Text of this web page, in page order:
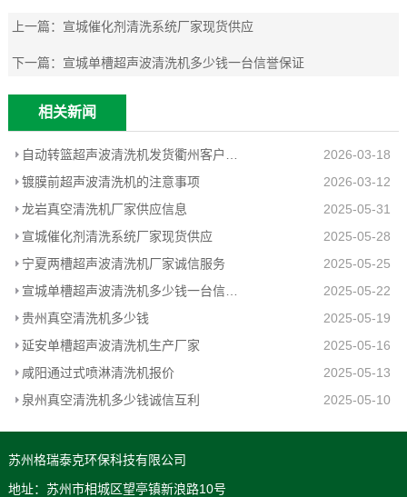
上一篇： 宣城催化剂清洗系统厂家现货供应
下一篇： 宣城单槽超声波清洗机多少钱一台信誉保证
相关新闻
2026-03-18
镀膜前超声波清洗机的注意事项
2026-03-12
龙岩真空清洗机厂家供应信息
2025-05-31
宣城催化剂清洗系统厂家现货供应
2025-05-28
宁夏两槽超声波清洗机厂家诚信服务
2025-05-25
宣城单槽超声波清洗机多少钱一台信誉保证
2025-05-22
贵州真空清洗机多少钱
2025-05-19
延安单槽超声波清洗机生产厂家
2025-05-16
咸阳通过式喷淋清洗机报价
2025-05-13
泉州真空清洗机多少钱诚信互利
2025-05-10
苏州格瑞泰克环保科技有限公司
地址：苏州市相城区望亭镇新浪路10号